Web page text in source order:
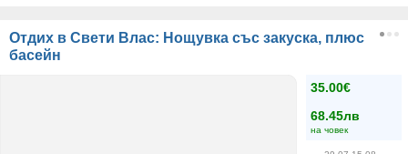
Отдих в Свети Влас: Нощувка със закуска, плюс
басейн
35.00€
68.45лв
на човек